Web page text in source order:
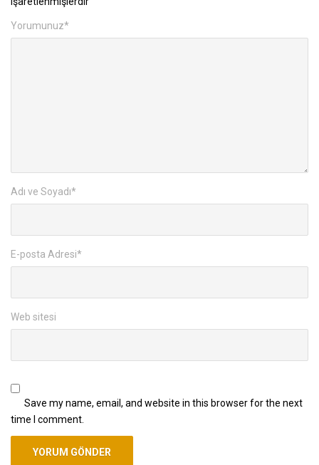
Yorumunuz*
Adı ve Soyadı*
E-posta Adresi*
Web sitesi
Save my name, email, and website in this browser for the next
time I comment.